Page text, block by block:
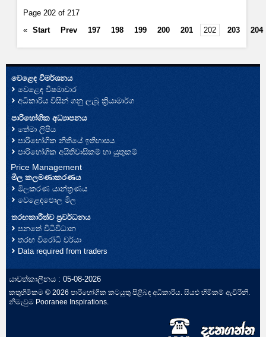
Page 202 of 217
« Start Prev 197 198 199 200 201 202 203 204
වෙළෙඳ විමර්ශනය
වෙළෙඳ විෂමාචාර
අධිකාරිය විසින් ගනු ලැබූ ක්‍රියාමාර්ග
පාරිභෝගික අධ්‍යාපනය
තේමා ලිපිය
පාරිභෝගික නීතියේ ඉතිහාසය
පාරිභෝගික අයිතිවාසිකම් හා යුතුකම්
Price Management
මිල කලමණාකරණය
මිලකරණ යාන්ත්‍රණය
වෙළෙඳපොල මිල
තරඟකාරීත්ව ප්‍රවර්ධනය
පනතේ විධිවිධාන
තරඟ විරෝධි චර්යා
Data required from traders
යාවත්කාලීනය : 05-08-2026
කතුහිමිකම © 2026 පාරිභෝගික කටයුතු පිළිබඳ අධිකාරිය. සියළු හිමිකම් ඇවිරිනි.
නිමැවුම Pooranee Inspirations